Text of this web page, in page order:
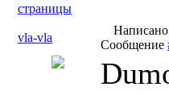
страницы
vla-vla
Сообщение